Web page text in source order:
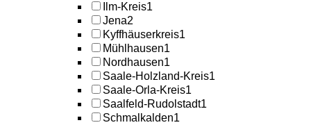
Ilm-Kreis1
Jena2
Kyffhäuserkreis1
Mühlhausen1
Nordhausen1
Saale-Holzland-Kreis1
Saale-Orla-Kreis1
Saalfeld-Rudolstadt1
Schmalkalden1